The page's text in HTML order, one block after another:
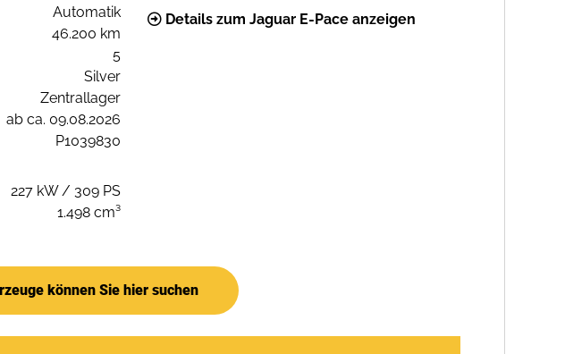
Automatik
46.200 km
5
Silver
Zentrallager
ab ca. 09.08.2026
P1039830
227 kW / 309 PS
1.498 cm³
Details zum Jaguar E-Pace anzeigen
können Sie hier suchen